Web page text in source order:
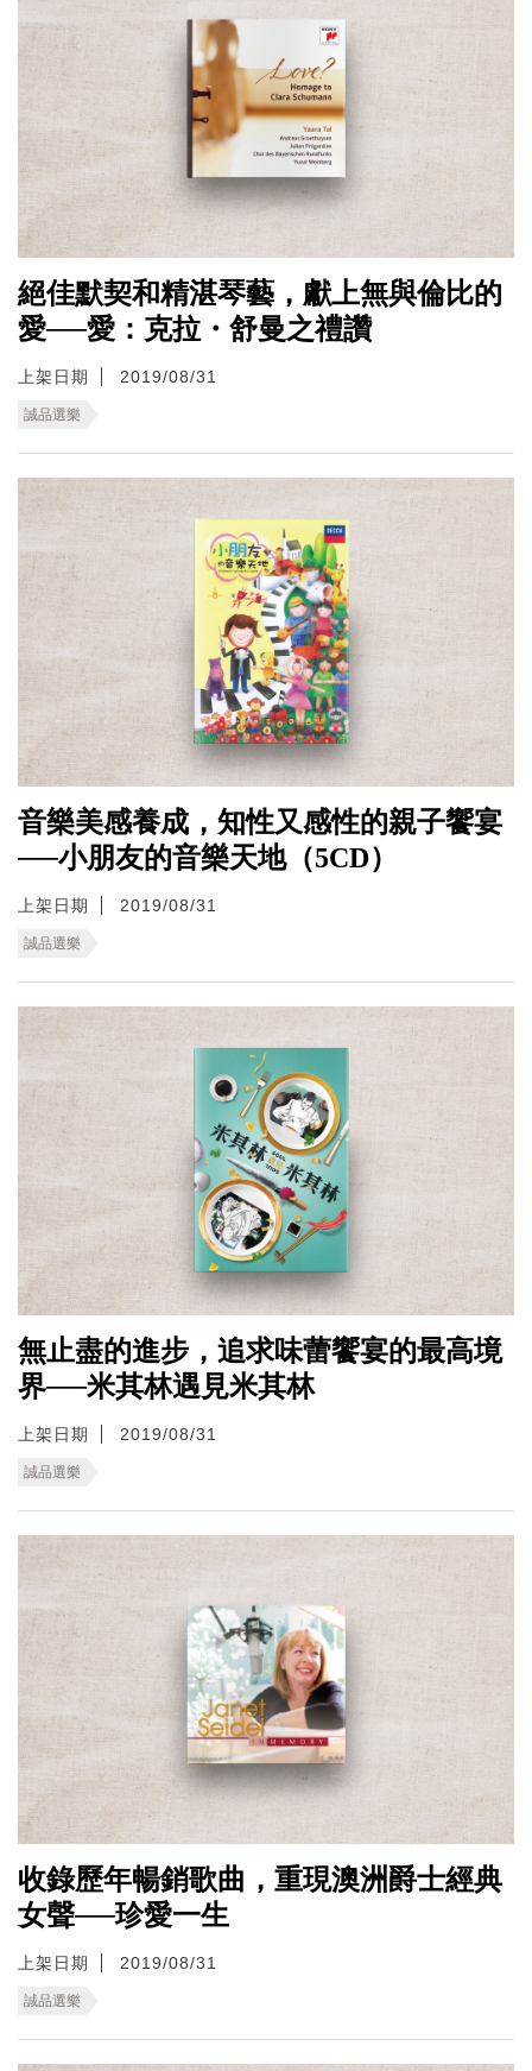
絕佳默契和精湛琴藝，獻上無與倫比的
愛──愛：克拉・舒曼之禮讚
上架日期 2019/08/31
誠品選樂
音樂美感養成，知性又感性的親子饗宴
──小朋友的音樂天地（5CD）
上架日期 2019/08/31
誠品選樂
無止盡的進步，追求味蕾饗宴的最高境
界──米其林遇見米其林
上架日期 2019/08/31
誠品選樂
收錄歷年暢銷歌曲，重現澳洲爵士經典
女聲──珍愛一生
上架日期 2019/08/31
誠品選樂